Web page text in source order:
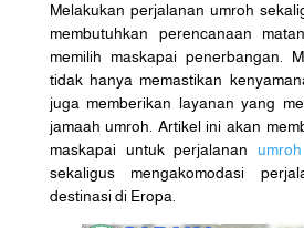
Melakukan perjalanan umroh
membutuhkan perencanaan
memilih maskapai penerbangan.
tidak hanya memastikan
juga memberikan layanan yang
jamaah umroh. Artikel ini akan
maskapai untuk perjalanan
sekaligus mengakomodasi
destinasi di Eropa.